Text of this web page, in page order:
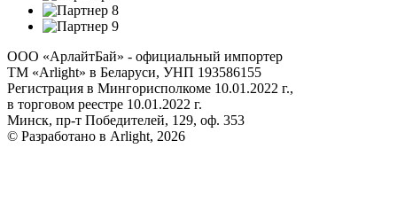
ООО «АрлайтБай» - официальный импортер
ТМ «Arlight» в Беларуси, УНП 193586155
Регистрация в Мингорисполкоме 10.01.2022 г.,
в торговом реестре 10.01.2022 г.
Минск, пр-т Победителей, 129, оф. 353
© Разработано в Arlight, 2026